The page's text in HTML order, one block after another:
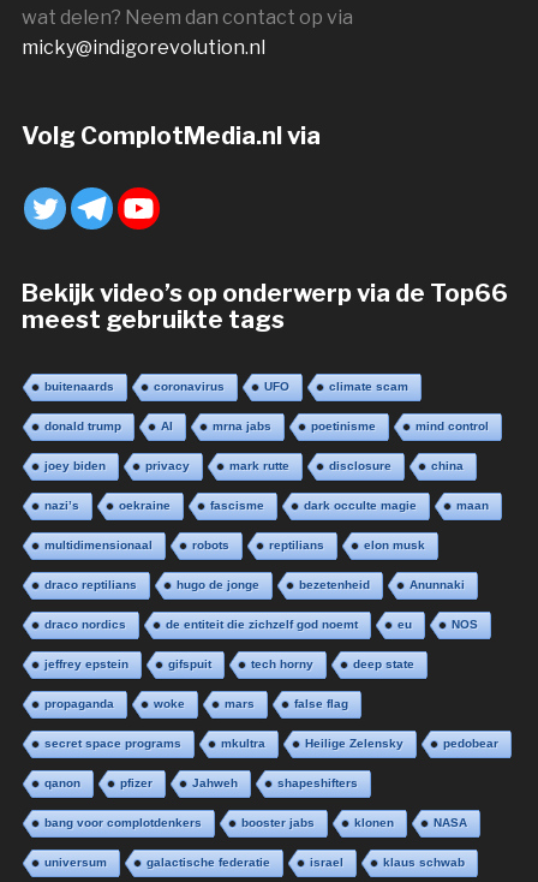
wat delen? Neem dan contact op via
micky@indigorevolution.nl
Volg ComplotMedia.nl via
Bekijk video’s op onderwerp via de Top66
meest gebruikte tags
buitenaards coronavirus UFO climate scam
donald trump AI mrna jabs poetinisme mind control
joey biden privacy mark rutte disclosure china
nazi’s oekraine fascisme dark occulte magie maan
multidimensionaal robots reptilians elon musk
draco reptilians hugo de jonge bezetenheid Anunnaki
draco nordics de entiteit die zichzelf god noemt eu NOS
jeffrey epstein gifspuit tech horny deep state
propaganda woke mars false flag
secret space programs mkultra Heilige Zelensky pedobear
qanon pfizer Jahweh shapeshifters
bang voor complotdenkers booster jabs klonen NASA
universum galactische federatie israel klaus schwab